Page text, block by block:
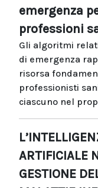
emergenza
professioni
Gli algoritmi
di emergenza
risorsa
professionisti
ciascuno nel
ARTIFICIALE
GESTIONE